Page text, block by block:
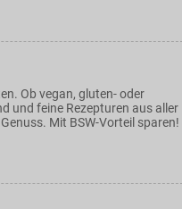
Ob vegan, gluten- oder
und feine Rezepturen aus aller
Mit BSW-Vorteil sparen!